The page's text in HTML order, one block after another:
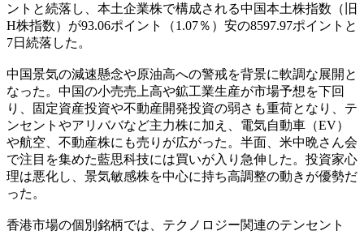
ントと続落し、本土企業株で構成される中国本土株指数（旧
H株指数）が93.06ポイント（1.07％）安の8597.97ポイントと
7日続落した。
中国景気の減速懸念や原油高への警戒を背景に軟調な展開と
なった。中国の小売売上高や鉱工業生産が市場予想を下回
り、固定資産投資や不動産開発投資の弱さも重荷となり、テ
ンセントやアリババなど主力株に加え、電気自動車（EV）
や航空、不動産株にも売りが広がった。半面、米中晩さん会
で注目を集めた藍思科技には買いが入り急伸した。投資家心
理は悪化し、景気敏感株を中心に持ち高調整の動きが優勢だ
った。
香港市場の個別銘柄では、テクノロジー関連のテンセント